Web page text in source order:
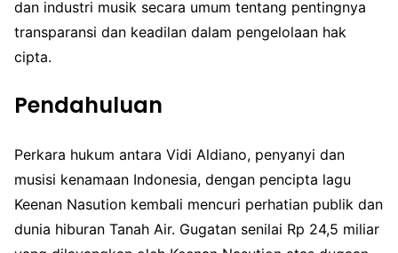
dan industri musik secara umum tentang pentingnya
transparansi dan keadilan dalam pengelolaan hak
cipta.
Pendahuluan
Perkara hukum antara Vidi Aldiano, penyanyi dan
musisi kenamaan Indonesia, dengan pencipta lagu
Keenan Nasution kembali mencuri perhatian publik dan
dunia hiburan Tanah Air. Gugatan senilai Rp 24,5 miliar